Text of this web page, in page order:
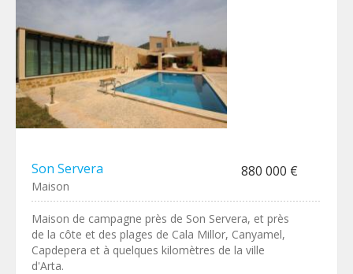
Son Servera 880 000 €
Maison
Maison de campagne près de Son Servera, et près
de la côte et des plages de Cala Millor, Canyamel,
Capdepera et à quelques kilomètres de la ville
d'Arta.